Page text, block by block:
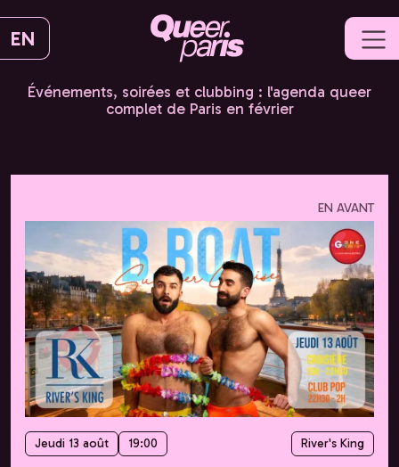
EN
Événements, soirées et clubbing : l'agenda queer
complet de Paris en février
EN AVANT
Vendredi 14 août 23:59 La Nuit